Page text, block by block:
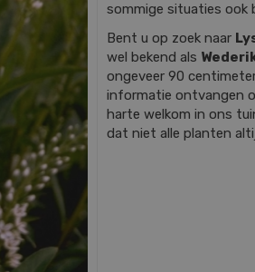
sommige situaties ook
Bent u op zoek naar
wel bekend als
ongeveer 90
informatie ontvangen
harte welkom in ons
dat niet alle planten